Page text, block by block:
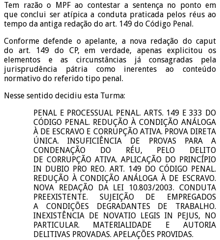
Tem razão o MPF ao contestar a sentença no ponto em
que conclui ser atípica a conduta praticada pelos réus ao
tempo da antiga redação do art. 149 do Código Penal.
Conforme defende o apelante, a nova redação do caput
do art. 149 do CP, em verdade, apenas explicitou os
elementos e as circunstâncias já consagradas pela
jurisprudência pátria como inerentes ao conteúdo
normativo do referido tipo penal.
Nesse sentido decidiu esta Turma:
PENAL E PROCESSUAL PENAL. ARTS. 149 E 333 DO
CÓDIGO PENAL. REDUÇÃO À CONDIÇÃO ANÁLOGA
À DE ESCRAVO E CORRUPÇÃO ATIVA. PROVA DIRETA
ÚNICA. INSUFICIÊNCIA DE PROVAS PARA A
CONDENAÇÃO DO RÉU, PELO DELITO
DE CORRUPÇÃO ATIVA. APLICAÇÃO DO PRINCÍPIO
IN DUBIO PRO REO. ART. 149 DO CÓDIGO PENAL.
REDUÇÃO À CONDIÇÃO ANÁLOGA À DE ESCRAVO.
NOVA REDAÇÃO DA LEI 10.803/2003. CONDUTA
PREEXISTENTE. SUJEIÇÃO DE EMPREGADOS
A CONDIÇÕES DEGRADANTES DE TRABALHO.
INEXISTÊNCIA DE NOVATIO LEGIS IN PEJUS, NO
PARTICULAR. MATERIALIDADE E AUTORIA
DELITIVAS PROVADAS. APELAÇÕES PROVIDAS.